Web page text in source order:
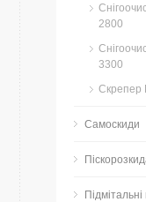
2800
3300
Скрепер
Самоскиди